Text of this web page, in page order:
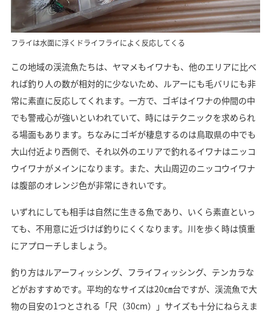
フライは水面に浮くドライフライによく反応してくる
この地域の渓流魚たちは、ヤマメもイワナも、他のエリアに比べ
れば釣り人の数が相対的に少ないため、ルアーにも毛バリにも非
常に素直に反応してくれます。一方で、ゴギはイワナの仲間の中
でも警戒心が強いといわれていて、時にはテクニックを求められ
る場面もあります。ちなみにゴギが棲息するのは鳥取県の中でも
大山付近より西側で、それ以外のエリアで釣れるイワナはニッコ
ウイワナがメインになります。また、大山周辺のニッコウイワナ
は腹部のオレンジ色が非常にきれいです。
いずれにしても相手は自然に生きる魚であり、いくら素直といっ
ても、不用意に近づけば釣りにくくなります。川を歩く時は慎重
にアプローチしましょう。
釣り方はルアーフィッシング、フライフィッシング、テンカラな
どがおすすめです。平均的なサイズは20㎝台ですが、渓流魚で大
物の目安の1つとされる「尺（30cm）」サイズも十分にねらえま